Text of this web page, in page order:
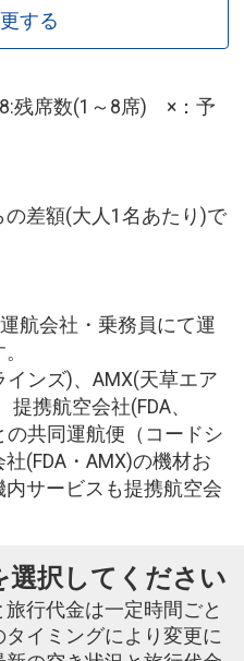
する
残席数(1～8席) ×：予
差額(大人1名あたり)で
航会社・乗務員にて運
インズ)、AMX(天草エア
携航空会社(FDA、
共同運航便（コードシ
(FDA・AMX)の機材お
サービスも提携航空会
選択してください
行代金は一定時間ごと
イミングにより変更に